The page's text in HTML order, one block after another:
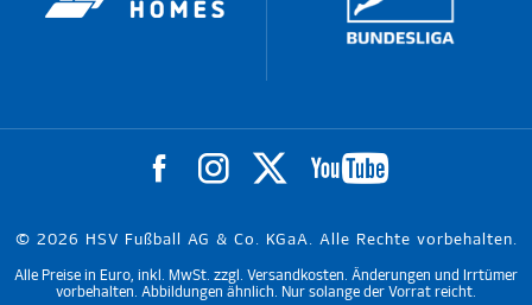
© 2026 HSV Fußball AG & Co. KGaA. Alle Rechte vorbehalten.
Alle Preise in Euro, inkl. MwSt. zzgl. Versandkosten. Änderungen und Irrtümer
vorbehalten. Abbildungen ähnlich. Nur solange der Vorrat reicht.